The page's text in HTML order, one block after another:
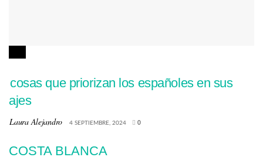
4 cosas que priorizan los españoles en sus
viajes
Laura Alejandro 4 SEPTIEMBRE, 2024 0
COSTA BLANCA